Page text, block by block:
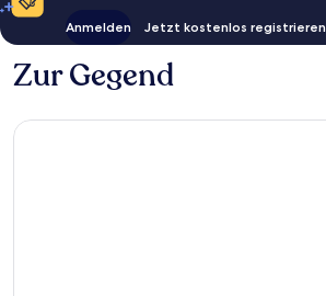
Anmelden Jetzt kostenlos registrieren
Zur Gegend